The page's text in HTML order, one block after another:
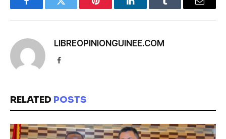
FacebookTwitter Pinterest LinkedInTumblr Email
LIBREOPINIONGUINEE.COM
Facebook
RELATED POSTS